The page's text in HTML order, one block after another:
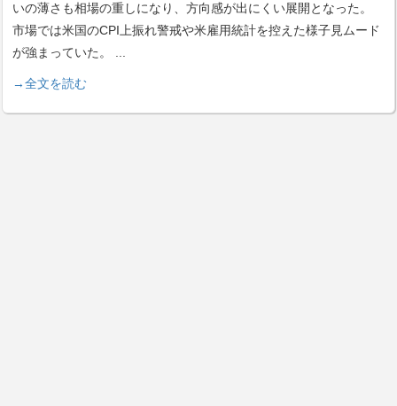
いの薄さも相場の重しになり、方向感が出にくい展開となった。
市場では米国のCPI上振れ警戒や米雇用統計を控えた様子見ムード
が強まっていた。
...
→全文を読む